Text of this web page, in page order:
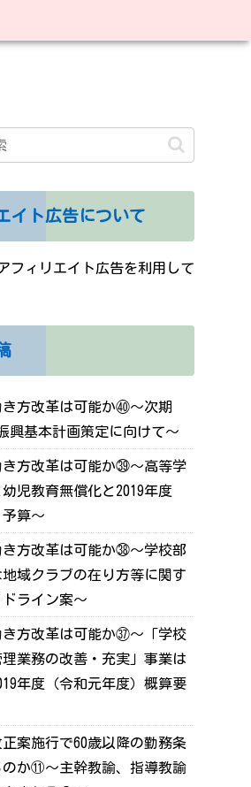
イト広告について
フィリエイト広告を利用して
方改革は可能か㊵～次期
興基本計画策定に向けて～
方改革は可能か㊴～高等学
児教育無償化と2019年度
予算～
方改革は可能か㊳～学校部
域クラブの在り方等に関す
ライン案～
方改革は可能か㊲～「学校
業務の改善・充実」事業は
年度（令和元年度）概算要
案施行で60歳以降の勤務条
のか⑪～主幹教諭、指導教諭